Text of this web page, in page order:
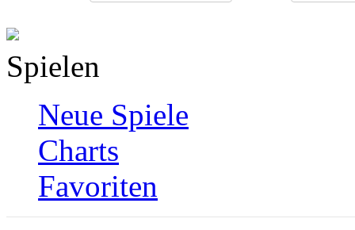
Spielen
Neue Spiele
Charts
Favoriten